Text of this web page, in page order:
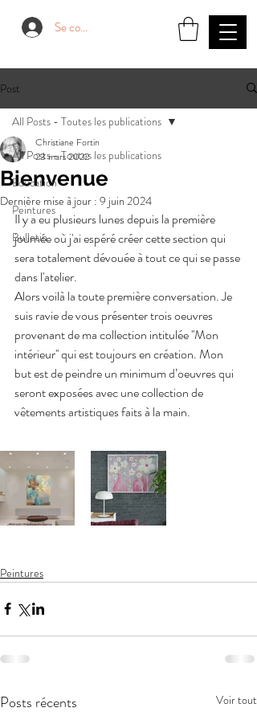
Se connecter
Post
All Posts - Toutes les publications
Education
Peintures
Bulletin
All Posts - Toutes les publications
Bienvenue
Christiane Fortin
23 mars 2022
Dernière mise à jour : 9 juin 2024
Il y a eu plusieurs lunes depuis la première
journée où j'ai espéré créer cette section qui
sera totalement dévouée à tout ce qui se passe
dans l'atelier.
Alors voilà la toute première conversation. Je
suis ravie de vous présenter trois oeuvres
provenant de ma collection intitulée ''Mon
intérieur'' qui est toujours en création. Mon
but est de peindre un minimum d’oeuvres qui
seront exposées avec une collection de
vêtements artistiques faits à la main.
Peintures
Posts récents Voir tout